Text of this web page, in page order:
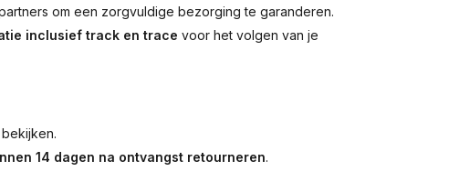
om een zorgvuldige bezorging te garanderen.
inclusief track en trace voor het volgen van je
14 dagen na ontvangst retourneren.